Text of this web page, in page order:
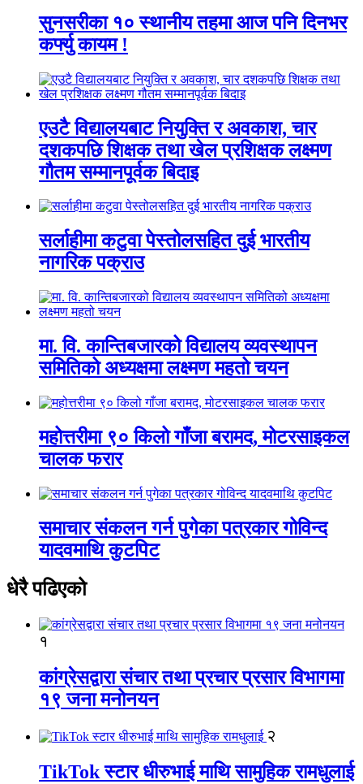
सुनसरीका १० स्थानीय तहमा आज पनि दिनभर
कर्फ्यु कायम !
एउटै विद्यालयबाट नियुक्ति र अवकाश, चार
दशकपछि शिक्षक तथा खेल प्रशिक्षक लक्ष्मण
गौतम सम्मानपूर्वक बिदाइ
सर्लाहीमा कटुवा पेस्तोलसहित दुई भारतीय
नागरिक पक्राउ
मा. वि. कान्तिबजारको विद्यालय व्यवस्थापन
समितिको अध्यक्षमा लक्ष्मण महतो चयन
महोत्तरीमा ९० किलो गाँजा बरामद, मोटरसाइकल
चालक फरार
समाचार संकलन गर्न पुगेका पत्रकार गोविन्द
यादवमाथि कुटपिट
धेरै पढिएको
१
कांग्रेसद्वारा संचार तथा प्रचार प्रसार विभागमा
१९ जना मनोनयन
२
TikTok स्टार धीरुभाई माथि सामुहिक रामधुलाई